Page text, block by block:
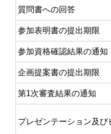
質問書への回答
参加表明書の提出期限
参加資格確認結果の通知
企画提案書の提出期限
第1次審査結果の通知
プレゼンテーション及